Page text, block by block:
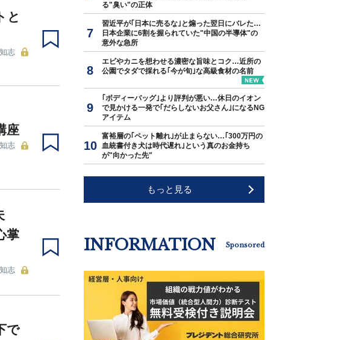
と
志
座
志
掌
志
で
る"臭い"の正体
習近平が｢日本に売るな｣と煽った翌日にバレた…
日本企業に6割を握られていた"中国の半導体"の
意外な急所
エビやカニを想わせる濃密な旨味とコク…近所の
公園でタダで採れる｢今が旬｣な高級食材の名前
｢ボディーバッグ｣より評判が悪い…休日のイオン
で見かける一発で｢だらしないお父さん｣になるNG
アイテム
富裕層の｢ペット離れ｣が止まらない…｢300万円の
血統書付き犬は時代遅れ｣という真のお金持ち
が"向かった先"
もっと見る
INFORMATION Sponsored